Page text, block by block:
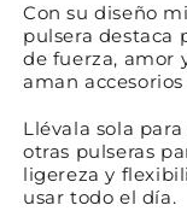
Con su diseño
pulsera destaca
de fuerza, amor
aman
Llévala sola
otras pulseras
ligereza y
usar todo el día.